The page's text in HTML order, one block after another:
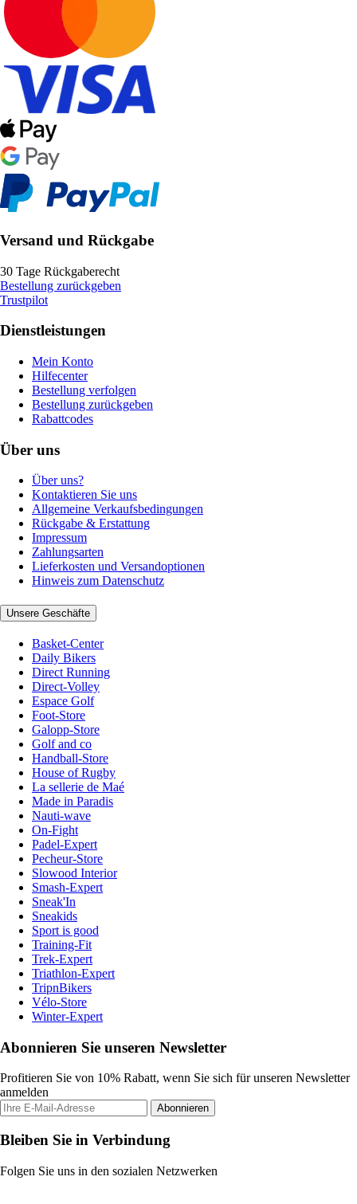
Versand und Rückgabe
30 Tage Rückgaberecht
Bestellung zurückgeben
Trustpilot
Dienstleistungen
Mein Konto
Hilfecenter
Bestellung verfolgen
Bestellung zurückgeben
Rabattcodes
Über uns
Über uns?
Kontaktieren Sie uns
Allgemeine Verkaufsbedingungen
Rückgabe & Erstattung
Impressum
Zahlungsarten
Lieferkosten und Versandoptionen
Hinweis zum Datenschutz
Unsere Geschäfte
Basket-Center
Daily Bikers
Direct Running
Direct-Volley
Espace Golf
Foot-Store
Galopp-Store
Golf and co
Handball-Store
House of Rugby
La sellerie de Maé
Made in Paradis
Nauti-wave
On-Fight
Padel-Expert
Pecheur-Store
Slowood Interior
Smash-Expert
Sneak'In
Sneakids
Sport is good
Training-Fit
Trek-Expert
Triathlon-Expert
TripnBikers
Vélo-Store
Winter-Expert
Abonnieren Sie unseren Newsletter
Profitieren Sie von 10% Rabatt, wenn Sie sich für unseren Newsletter
anmelden
Abonnieren
Bleiben Sie in Verbindung
Folgen Sie uns in den sozialen Netzwerken